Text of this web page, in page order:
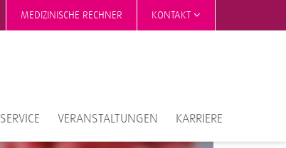
MEDIZINISCHE RECHNER KONTAKT
SERVICE VERANSTALTUNGEN KARRIERE